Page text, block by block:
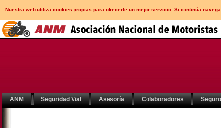
Nuestra web utiliza cookies propias para ofrecerle un mejor servicio. Si continúa
ANM Seguridad Vial Asesoría Colaboradores